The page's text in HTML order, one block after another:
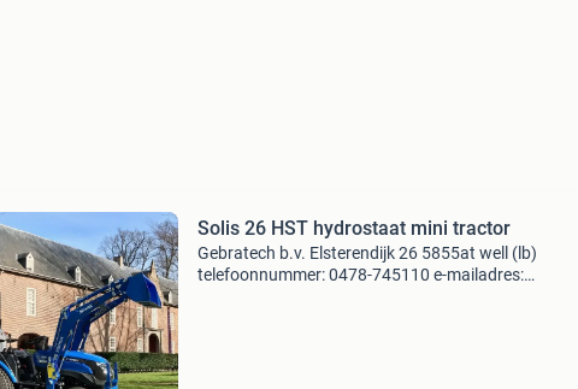
Solis 26 HST hydrostaat mini tractor
Gebratech b.v. Elsterendijk 26 5855at well (lb)
telefoonnummer: 0478-745110 e-mailadres: